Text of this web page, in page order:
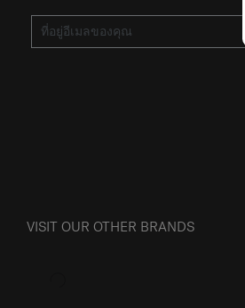
VISIT OUR OTHER BRANDS